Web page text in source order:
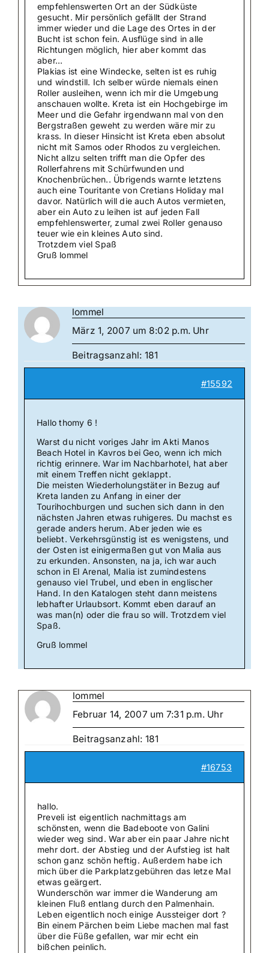
empfehlenswerten Ort an der Südküste
gesucht. Mir persönlich gefällt der Strand
immer wieder und die Lage des Ortes in der
Bucht ist schon fein. Ausflüge sind in alle
Richtungen möglich, hier aber kommt das
aber…
Plakias ist eine Windecke, selten ist es ruhig
und windstill. Ich selber würde niemals einen
Roller ausleihen, wenn ich mir die Umgebung
anschauen wollte. Kreta ist ein Hochgebirge im
Meer und die Gefahr irgendwann mal von den
Bergstraßen geweht zu werden wäre mir zu
krass. In dieser Hinsicht ist Kreta eben absolut
nicht mit Samos oder Rhodos zu vergleichen.
Nicht allzu selten trifft man die Opfer des
Rollerfahrens mit Schürfwunden und
Knochenbrüchen.. Übrigends warnte letztens
auch eine Touritante von Cretians Holiday mal
davor. Natürlich will die auch Autos vermieten,
aber ein Auto zu leihen ist auf jeden Fall
empfehlenswerter, zumal zwei Roller genauso
teuer wie ein kleines Auto sind.
Trotzdem viel Spaß
Gruß lommel
lommel
März 1, 2007 um 8:02 p.m. Uhr
Beitragsanzahl: 181
#15592
Hallo thomy 6 !
Warst du nicht voriges Jahr im Akti Manos
Beach Hotel in Kavros bei Geo, wenn ich mich
richtig erinnere. War im Nachbarhotel, hat aber
mit einem Treffen nicht geklappt.
Die meisten Wiederholungstäter in Bezug auf
Kreta landen zu Anfang in einer der
Tourihochburgen und suchen sich dann in den
nächsten Jahren etwas ruhigeres. Du machst es
gerade anders herum. Aber jeden wie es
beliebt. Verkehrsgünstig ist es wenigstens, und
der Osten ist einigermaßen gut von Malia aus
zu erkunden. Ansonsten, na ja, ich war auch
schon in El Arenal, Malia ist zumindestens
genauso viel Trubel, und eben in englischer
Hand. In den Katalogen steht dann meistens
lebhafter Urlaubsort. Kommt eben darauf an
was man(n) oder die frau so will. Trotzdem viel
Spaß.
Gruß lommel
lommel
Februar 14, 2007 um 7:31 p.m. Uhr
Beitragsanzahl: 181
#16753
hallo.
Preveli ist eigentlich nachmittags am
schönsten, wenn die Badeboote von Galini
wieder weg sind. War aber ein paar Jahre nicht
mehr dort. der Abstieg und der Aufstieg ist halt
schon ganz schön heftig. Außerdem habe ich
mich über die Parkplatzgebühren das letze Mal
etwas geärgert.
Wunderschön war immer die Wanderung am
kleinen Fluß entlang durch den Palmenhain.
Leben eigentlich noch einige Aussteiger dort ?
Bin einem Pärchen beim Liebe machen mal fast
über die Füße gefallen, war mir echt ein
bißchen peinlich.